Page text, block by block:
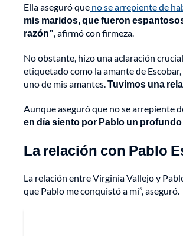
Ella aseguró que no se arrepiente de
mis maridos, que fueron
razón” , afirmó con firmeza.
No obstante, hizo una aclaración
etiquetado como la amante de
uno de mis amantes. Tuvimos una
Aunque aseguró que no se arrepiente
en día siento por Pablo un
La relación con Pablo
La relación entre Virginia Vallejo y
que Pablo me conquistó a mí”, aseguró.